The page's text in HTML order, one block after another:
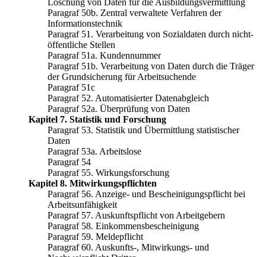
Löschung von Daten für die Ausbildungsvermittlung
Paragraf 50b. Zentral verwaltete Verfahren der
Informationstechnik
Paragraf 51. Verarbeitung von Sozialdaten durch nicht-
öffentliche Stellen
Paragraf 51a. Kundennummer
Paragraf 51b. Verarbeitung von Daten durch die Träger
der Grundsicherung für Arbeitsuchende
Paragraf 51c
Paragraf 52. Automatisierter Datenabgleich
Paragraf 52a. Überprüfung von Daten
Kapitel 7. Statistik und Forschung
Paragraf 53. Statistik und Übermittlung statistischer
Daten
Paragraf 53a. Arbeitslose
Paragraf 54
Paragraf 55. Wirkungsforschung
Kapitel 8. Mitwirkungspflichten
Paragraf 56. Anzeige- und Bescheinigungspflicht bei
Arbeitsunfähigkeit
Paragraf 57. Auskunftspflicht von Arbeitgebern
Paragraf 58. Einkommensbescheinigung
Paragraf 59. Meldepflicht
Paragraf 60. Auskunfts-, Mitwirkungs- und